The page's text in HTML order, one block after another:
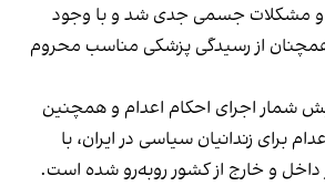
و مشکلات جسمی جدی شد و با وجود
از رسیدگی پزشکی مناسب محروم
شمار اجرای احکام اعدام و همچنین
برای زندانیان سیاسی در ایران، با
داخل و خارج از کشور روبه‌رو شده است.